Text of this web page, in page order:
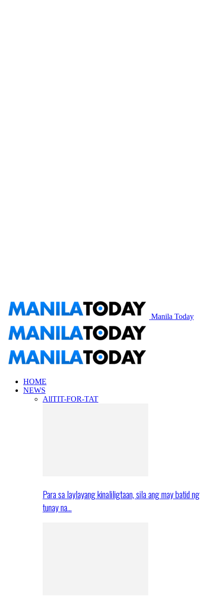
Manila Today
HOME
NEWS
AllTIT-FOR-TAT
Para sa laylayang kinaliligtaan, sila ang may batid ng
tunay na…